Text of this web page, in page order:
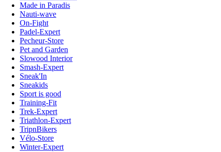
Made in Paradis
Nauti-wave
On-Fight
Padel-Expert
Pecheur-Store
Pet and Garden
Slowood Interior
Smash-Expert
Sneak'In
Sneakids
Sport is good
Training-Fit
Trek-Expert
Triathlon-Expert
TripnBikers
Vélo-Store
Winter-Expert